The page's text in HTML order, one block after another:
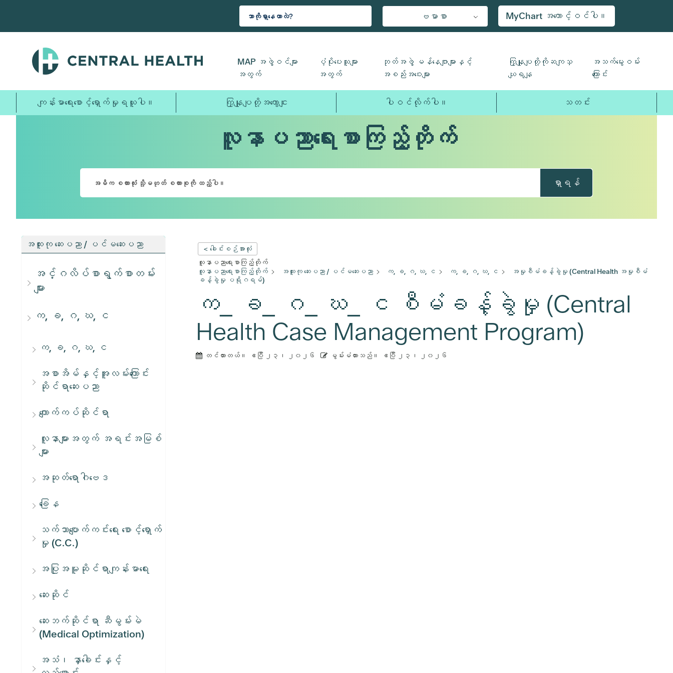
သို့
ပါ။
ဗမာစာ MyChart အကောင့်ဝင်ပါ။
MAP အဖွဲ့ဝင်များ
အတွက်
ပံ့ပိုးပေးသူများ
အတွက်
ဘုတ်အဖွဲ့ မန်နေဂျာများနှင့်
အစည်းအဝေးများ
ကြှနျုပျတို့ကိုဆကျသှ
ယျရနျ
အသက်မွေးဝမ်း
ကြောင်း
ကျန်းမာရေးစောင့်ရှောက်မှုရယူပါ။ ကြှနျုပျတို့အကွောငျး ပါဝင်လိုက်ပါ။ သတင်း
လူနာပညာရေးစာကြည့်တိုက်
ရှာရန်
အထူးကု ဆေးပညာ / ပင်မဆေးပညာ
အင်္ဂလိပ်စာရွက်စာတမ်း
များ
က, ခ, ဂ, ဃ, င
က, ခ, ဂ, ဃ, င
အစာအိမ်နှင့်အူလမ်းကြောင်း
ဆိုင်ရာဆေးပညာ
ကျောက်ကပ်ဆိုင်ရာ
လူနာများအတွက် အရင်းအမြစ်
များ
အဆုတ်ရောဂါဗေဒ
ခြေန
သက်သာပျောက်ကင်းရေး စောင့်ရှောက်
မှု (C.C.)
အပြုအမူဆိုင်ရာကျန်းမာရေး
ဆေးဆိုင်
ဆေးဘက်ဆိုင်ရာ ဆီမွမ်းမဲ
(Medical Optimization)
အသံ၊ နှာခေါင်းနှင့်
< ခေါင်းစဉ်အားလုံး
လူနာပညာရေးစာကြည့်တိုက်
လူနာပညာရေးစာကြည့်တိုက်
အထူးကု ဆေးပညာ / ပင်မဆေးပညာ က, ခ, ဂ, ဃ, င က, ခ, ဂ, ဃ, င
အမှုစီမံခန့်ခွဲမှု (Central Health အမှုစီမံ
ခန့်ခွဲမှု ပရိုဂရမ်)
က_ ခ_ ဂ_ ဃ_ င စီမံခန့်ခွဲမှု (Central
Health Case Management Program)
တင်ထားတယ်။ ဧပြီ ၂၃၊ ၂၀၂၆ မွမ်းမံထားသည်။ ဧပြီ ၂၃၊ ၂၀၂၆